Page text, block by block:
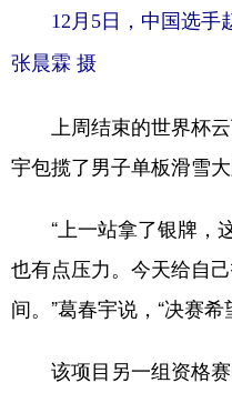
12月5日，中国选手
张晨霖 摄
上周结束的世界杯云
宇包揽了男子单板滑雪大
“上一站拿了银牌，这
也有点压力。今天给自
间。”葛春宇说，“决赛
该项目另一组资格赛